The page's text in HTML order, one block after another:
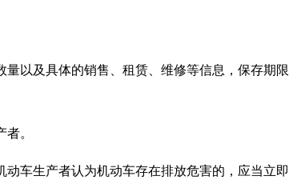
以及具体的销售、租赁、维修等信息，保存期限
。
车生产者认为机动车存在排放危害的，应当立即